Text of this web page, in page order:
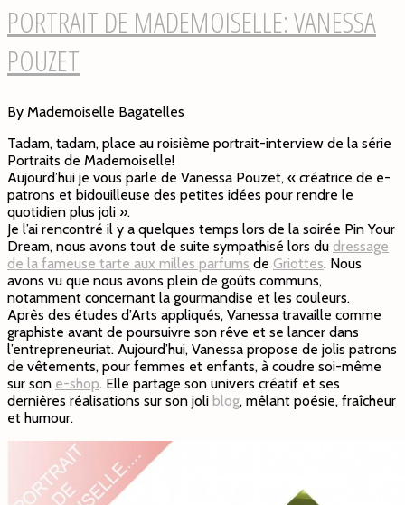
PORTRAIT DE MADEMOISELLE: VANESSA
POUZET
By Mademoiselle Bagatelles
Tadam, tadam, place au roisième portrait-interview de la série
Portraits de Mademoiselle!
Aujourd’hui je vous parle de Vanessa Pouzet, « créatrice de e-
patrons et bidouilleuse des petites idées pour rendre le
quotidien plus joli ».
Je l’ai rencontré il y a quelques temps lors de la soirée Pin Your
Dream, nous avons tout de suite sympathisé lors du dressage
de la fameuse tarte aux milles parfums de Griottes. Nous
avons vu que nous avons plein de goûts communs,
notamment concernant la gourmandise et les couleurs.
Après des études d’Arts appliqués, Vanessa travaille comme
graphiste avant de poursuivre son rêve et se lancer dans
l’entrepreneuriat. Aujourd’hui, Vanessa propose de jolis patrons
de vêtements, pour femmes et enfants, à coudre soi-même
sur son e-shop. Elle partage son univers créatif et ses
dernières réalisations sur son joli blog, mêlant poésie, fraîcheur
et humour.